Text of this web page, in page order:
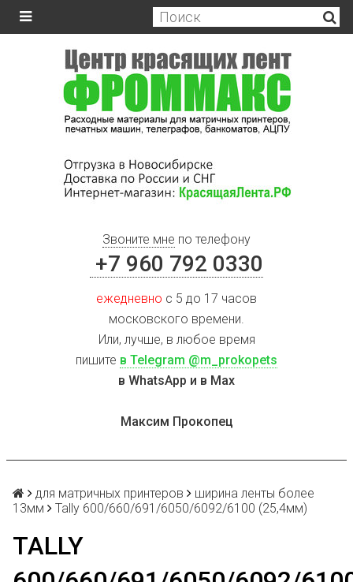
Звоните мне по телефону
+7 960 792 0330
ежедневно с 5 до 17 часов
московского времени.
Или, лучше, в любое время
пишите в Telegram @m_prokopets
в WhatsApp и в Max
Максим Прокопец
для матричных принтеров
ширина ленты более
13мм
Tally 600/660/691/6050/6092/6100 (25,4мм)
TALLY